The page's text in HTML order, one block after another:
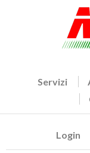
Servizi
Login